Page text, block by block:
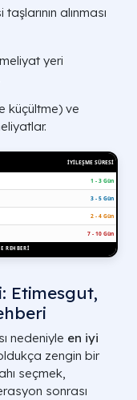
alınması
yeri
küçültme) ve
Etimesgut,
nedeniyle en iyi
zengin bir
seçmek,
sonrası